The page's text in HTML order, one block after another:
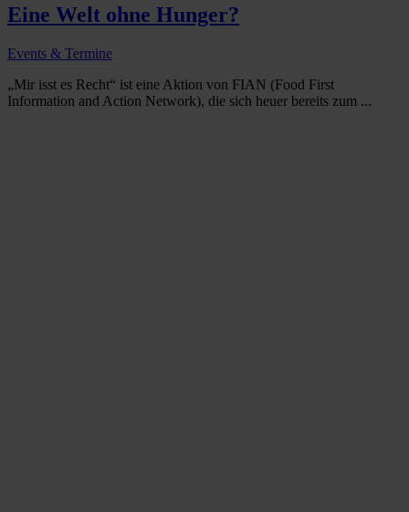
Eine Welt ohne Hunger?
Events & Termine
„Mir isst es Recht“ ist eine Aktion von FIAN (Food First
Information and Action Network), die sich heuer bereits zum ...